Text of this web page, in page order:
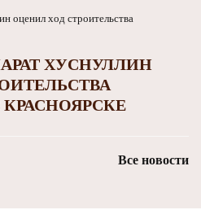
ХУСНУЛЛИН
Все новости